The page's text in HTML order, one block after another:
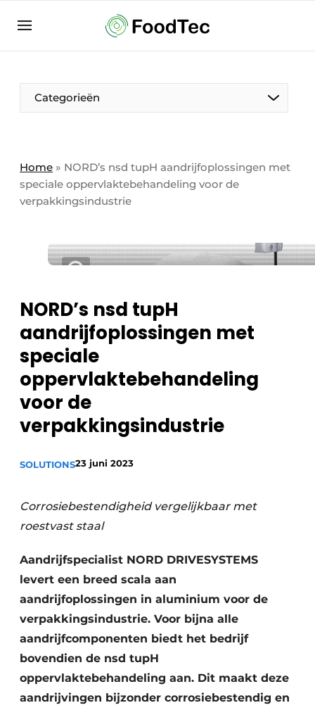
Bedrijven
Bedrijven
Direct contact
Eigen content aanleveren
Evenement aanmelden
Meest gelezen
Podcasts
Privacy / Cookie statement
Vacature aanmelden
Vacatures
Video’s
Categorieën
Home » NORD’s nsd tupH aandrijfoplossingen met
speciale oppervlaktebehandeling voor de
verpakkingsindustrie
NORD’s nsd tupH
aandrijfoplossingen met
speciale
oppervlaktebehandeling
voor de
verpakkingsindustrie
SOLUTIONS23 juni 2023
Corrosiebestendigheid vergelijkbaar met
roestvast staal
Aandrijfspecialist NORD DRIVESYSTEMS
levert een breed scala aan
aandrijfoplossingen in aluminium voor de
verpakkingsindustrie. Voor bijna alle
aandrijfcomponenten biedt het bedrijf
bovendien de nsd tupH
oppervlaktebehandeling aan. Dit maakt deze
aandrijvingen bijzonder corrosiebestendig en